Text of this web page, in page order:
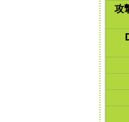
攻